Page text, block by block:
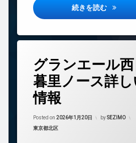
続きを読む オープ
敷地内ゴミ置き場
防犯カメラ
グランエール西
暮里ノース詳し
情報
Posted on 2026年1月20日 bySEZIMO
カテゴリー:
東京都北区
24時間管理
CATV
REIT系ブランドマンション